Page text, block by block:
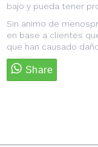
bajo y pueda tener
Sin animo de
en base a clientes
que han causado